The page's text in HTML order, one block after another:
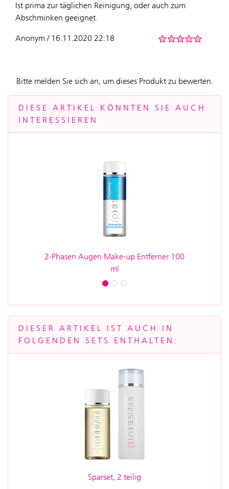
Ist prima zur täglichen Reinigung, oder auch zum
Abschminken geeignet.
Anonym / 16.11.2020 22:18
Bitte melden Sie sich an, um dieses Produkt zu bewerten.
DIESE ARTIKEL KÖNNTEN SIE AUCH
INTERESSIEREN
2-Phasen Augen Make-up Entferner 100
ml
DIESER ARTIKEL IST AUCH IN
FOLGENDEN SETS ENTHALTEN:
Sparset, 2 teilig